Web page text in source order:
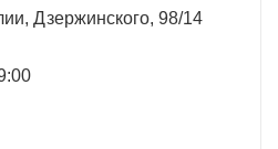
Дзержинского, 98/14